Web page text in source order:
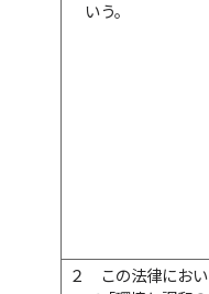
いう。
２
この法律におい